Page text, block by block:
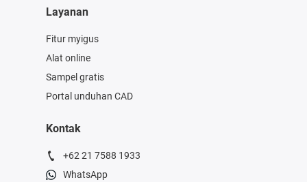
Layanan
Fitur myigus
Alat online
Sampel gratis
Portal unduhan CAD
Kontak
+62 21 7588 1933
WhatsApp